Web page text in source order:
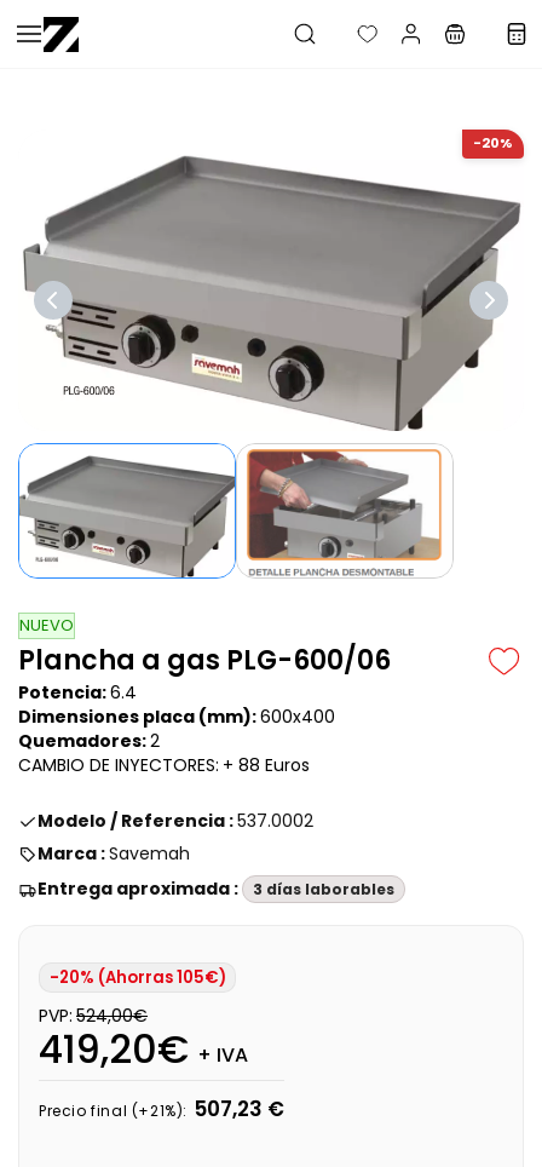
Saltar al
contenido
-20%
NUEVO
Plancha a gas PLG-600/06
Potencia:6.4
Dimensiones placa (mm):600x400
Quemadores:2
CAMBIO DE INYECTORES: + 88 Euros
Modelo / Referencia :537.0002
Marca :Savemah
Entrega aproximada :
3 días laborables
-20% (Ahorras 105€)
PVP: 524,00€
419,20€ + IVA
Precio final (+21%): 507,23 €